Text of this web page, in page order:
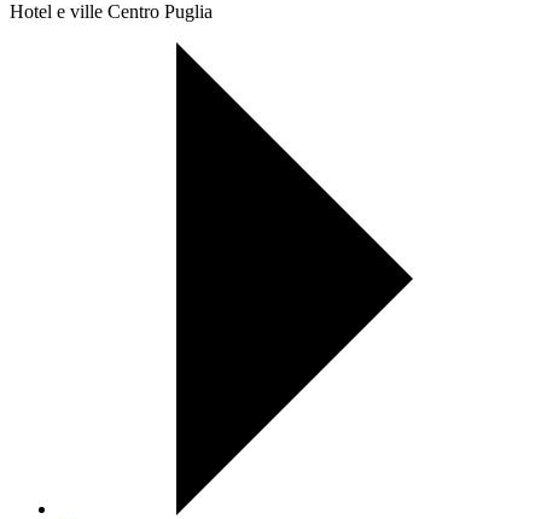
Hotel e ville Centro Puglia